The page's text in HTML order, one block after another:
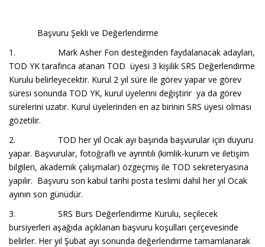
Başvuru Şekli ve Değerlendirme
1. Mark Asher Fon desteğinden faydalanacak adayları,
TOD YK tarafınca atanan TOD üyesi 3 kişilik SRS Değerlendirme
Kurulu belirleyecektir. Kurul 2 yıl süre ile görev yapar ve görev
süresi sonunda TOD YK, kurul üyelerini değiştirir ya da görev
sürelerini uzatır. Kurul üyelerinden en az birinin SRS üyesi olması
gözetilir.
2. TOD her yıl Ocak ayı başında başvurular için duyuru
yapar. Başvurular, fotoğraflı ve ayrıntılı (kimlik-kurum ve iletişim
bilgileri, akademik çalışmalar) özgeçmiş ile TOD sekreteryasına
yapılır. Başvuru son kabul tarihi posta teslimi dahil her yıl Ocak
ayının son günüdür.
3. SRS Burs Değerlendirme Kurulu, seçilecek
bursiyerleri aşağıda açıklanan başvuru koşulları çerçevesinde
belirler. Her yıl Şubat ayı sonunda değerlendirme tamamlanarak